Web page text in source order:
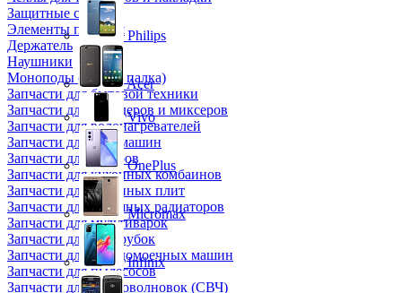
Защитные стекла
Элементы питания
Держатель
Наушники
Моноподы (Селфи палка)
Запчасти для бытовой техники
Запчасти для блендеров и миксеров
Запчасти для водонагревателей
Запчасти для кофемашин
Запчасти для кулеров
Запчасти для кухонных комбаинов
Запчасти для кухонных плит
Запчасти для масляных радиаторов
Запчасти для мультиварок
Запчасти для мясорубок
Запчасти для посудомоечных машин
Запчасти для пылесосов
Запчасти для микроволновок (СВЧ)
Philips
Acer
Vivo
OnePlus
Micromax
Infinix